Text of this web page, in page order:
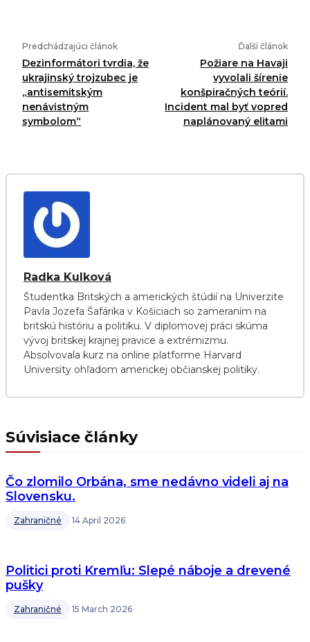
Predchádzajúci článok
Dezinformátori tvrdia, že
ukrajinský trojzubec je
„antisemitským
nenávistným
symbolom“
Ďalší článok
Požiare na Havaji
vyvolali šírenie
konšpiračných teórií.
Incident mal byť vopred
naplánovaný elitami
Radka Kulková
Študentka Britských a amerických štúdií na Univerzite
Pavla Jozefa Šafárika v Košiciach so zameraním na
britskú históriu a politiku. V diplomovej práci skúma
vývoj britskej krajnej pravice a extrémizmu.
Absolvovala kurz na online platforme Harvard
University ohľadom americkej občianskej politiky.
Súvisiace články
Čo zlomilo Orbána, sme nedávno videli aj na
Slovensku.
Zahraničné 14 April 2026
Politici proti Kremľu: Slepé náboje a drevené
pušky
Zahraničné 15 March 2026